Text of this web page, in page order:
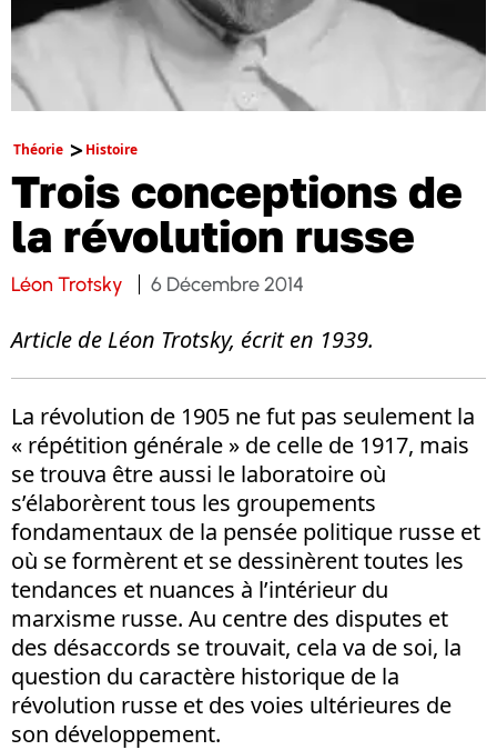
Théorie Histoire
Trois conceptions de
la révolution russe
Léon Trotsky 6 Décembre 2014
Article de Léon Trotsky, écrit en 1939.
La révolution de 1905 ne fut pas seulement la
« répétition générale » de celle de 1917, mais
se trouva être aussi le laboratoire où
s’élaborèrent tous les groupements
fondamentaux de la pensée politique russe et
où se formèrent et se dessinèrent toutes les
tendances et nuances à l’intérieur du
marxisme russe. Au centre des disputes et
des désaccords se trouvait, cela va de soi, la
question du caractère historique de la
révolution russe et des voies ultérieures de
son développement.